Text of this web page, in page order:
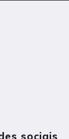
sociais